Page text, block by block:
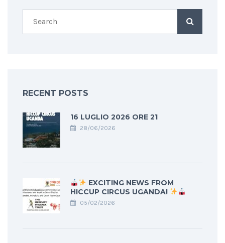
RECENT POSTS
16 LUGLIO 2026 ORE 21
28/06/2026
EXCITING NEWS FROM
HICCUP CIRCUS UGANDA!
05/02/2026